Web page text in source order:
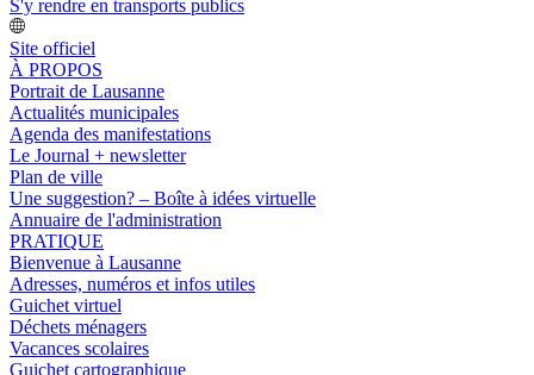
S'y rendre en transports publics
Site officiel
À PROPOS
Portrait de Lausanne
Actualités municipales
Agenda des manifestations
Le Journal + newsletter
Plan de ville
Une suggestion? – Boîte à idées virtuelle
Annuaire de l'administration
PRATIQUE
Bienvenue à Lausanne
Adresses, numéros et infos utiles
Guichet virtuel
Déchets ménagers
Vacances scolaires
Guichet cartographique